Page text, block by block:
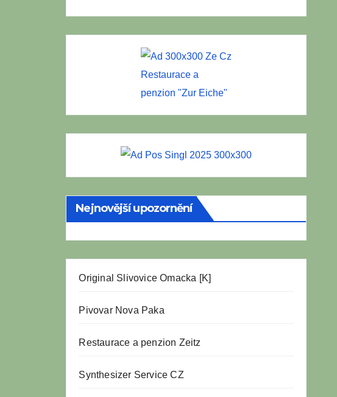
Restaurace a
penzion "Zur Eiche"
Nejnovější upozornění
Original Slivovice Omacka [K]
Pivovar Nova Paka
Restaurace a penzion Zeitz
Synthesizer Service CZ